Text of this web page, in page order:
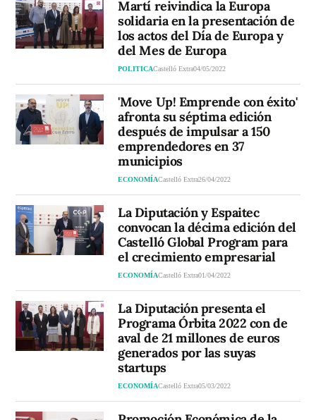
Martí reivindica la Europa
solidaria en la presentación de
los actos del Día de Europa y
del Mes de Europa
POLITICACastelló Extra04/05/2022
'Move Up! Emprende con éxito'
afronta su séptima edición
después de impulsar a 150
emprendedores en 37
municipios
ECONOMÍACastelló Extra26/04/2022
La Diputación y Espaitec
convocan la décima edición del
Castelló Global Program para
el crecimiento empresarial
ECONOMÍACastelló Extra01/04/2022
La Diputación presenta el
Programa Órbita 2022 con de
aval de 21 millones de euros
generados por las suyas
startups
ECONOMÍACastelló Extra05/03/2022